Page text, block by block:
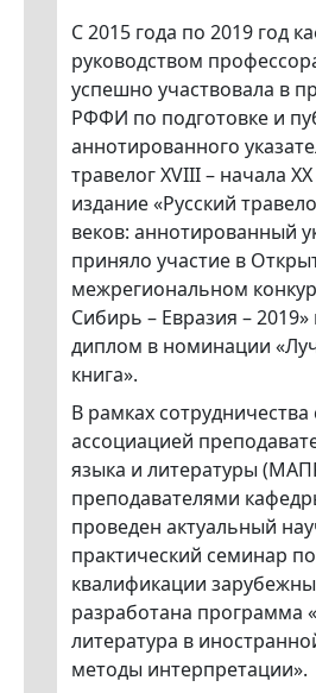
С 2015 года по 2019 год
руководством
успешно участвовала в
РФФИ по подготовке и
аннотированного
травелог XVIII – начала
издание «Русский
веков: аннотированный
приняло участие в
межрегиональном
Сибирь – Евразия –
диплом в номинации
книга».
В рамках
ассоциацией
языка и литературы
преподавателями
проведен актуальный
практический семинар
квалификации
разработана программа
литература в
методы интерпретации».